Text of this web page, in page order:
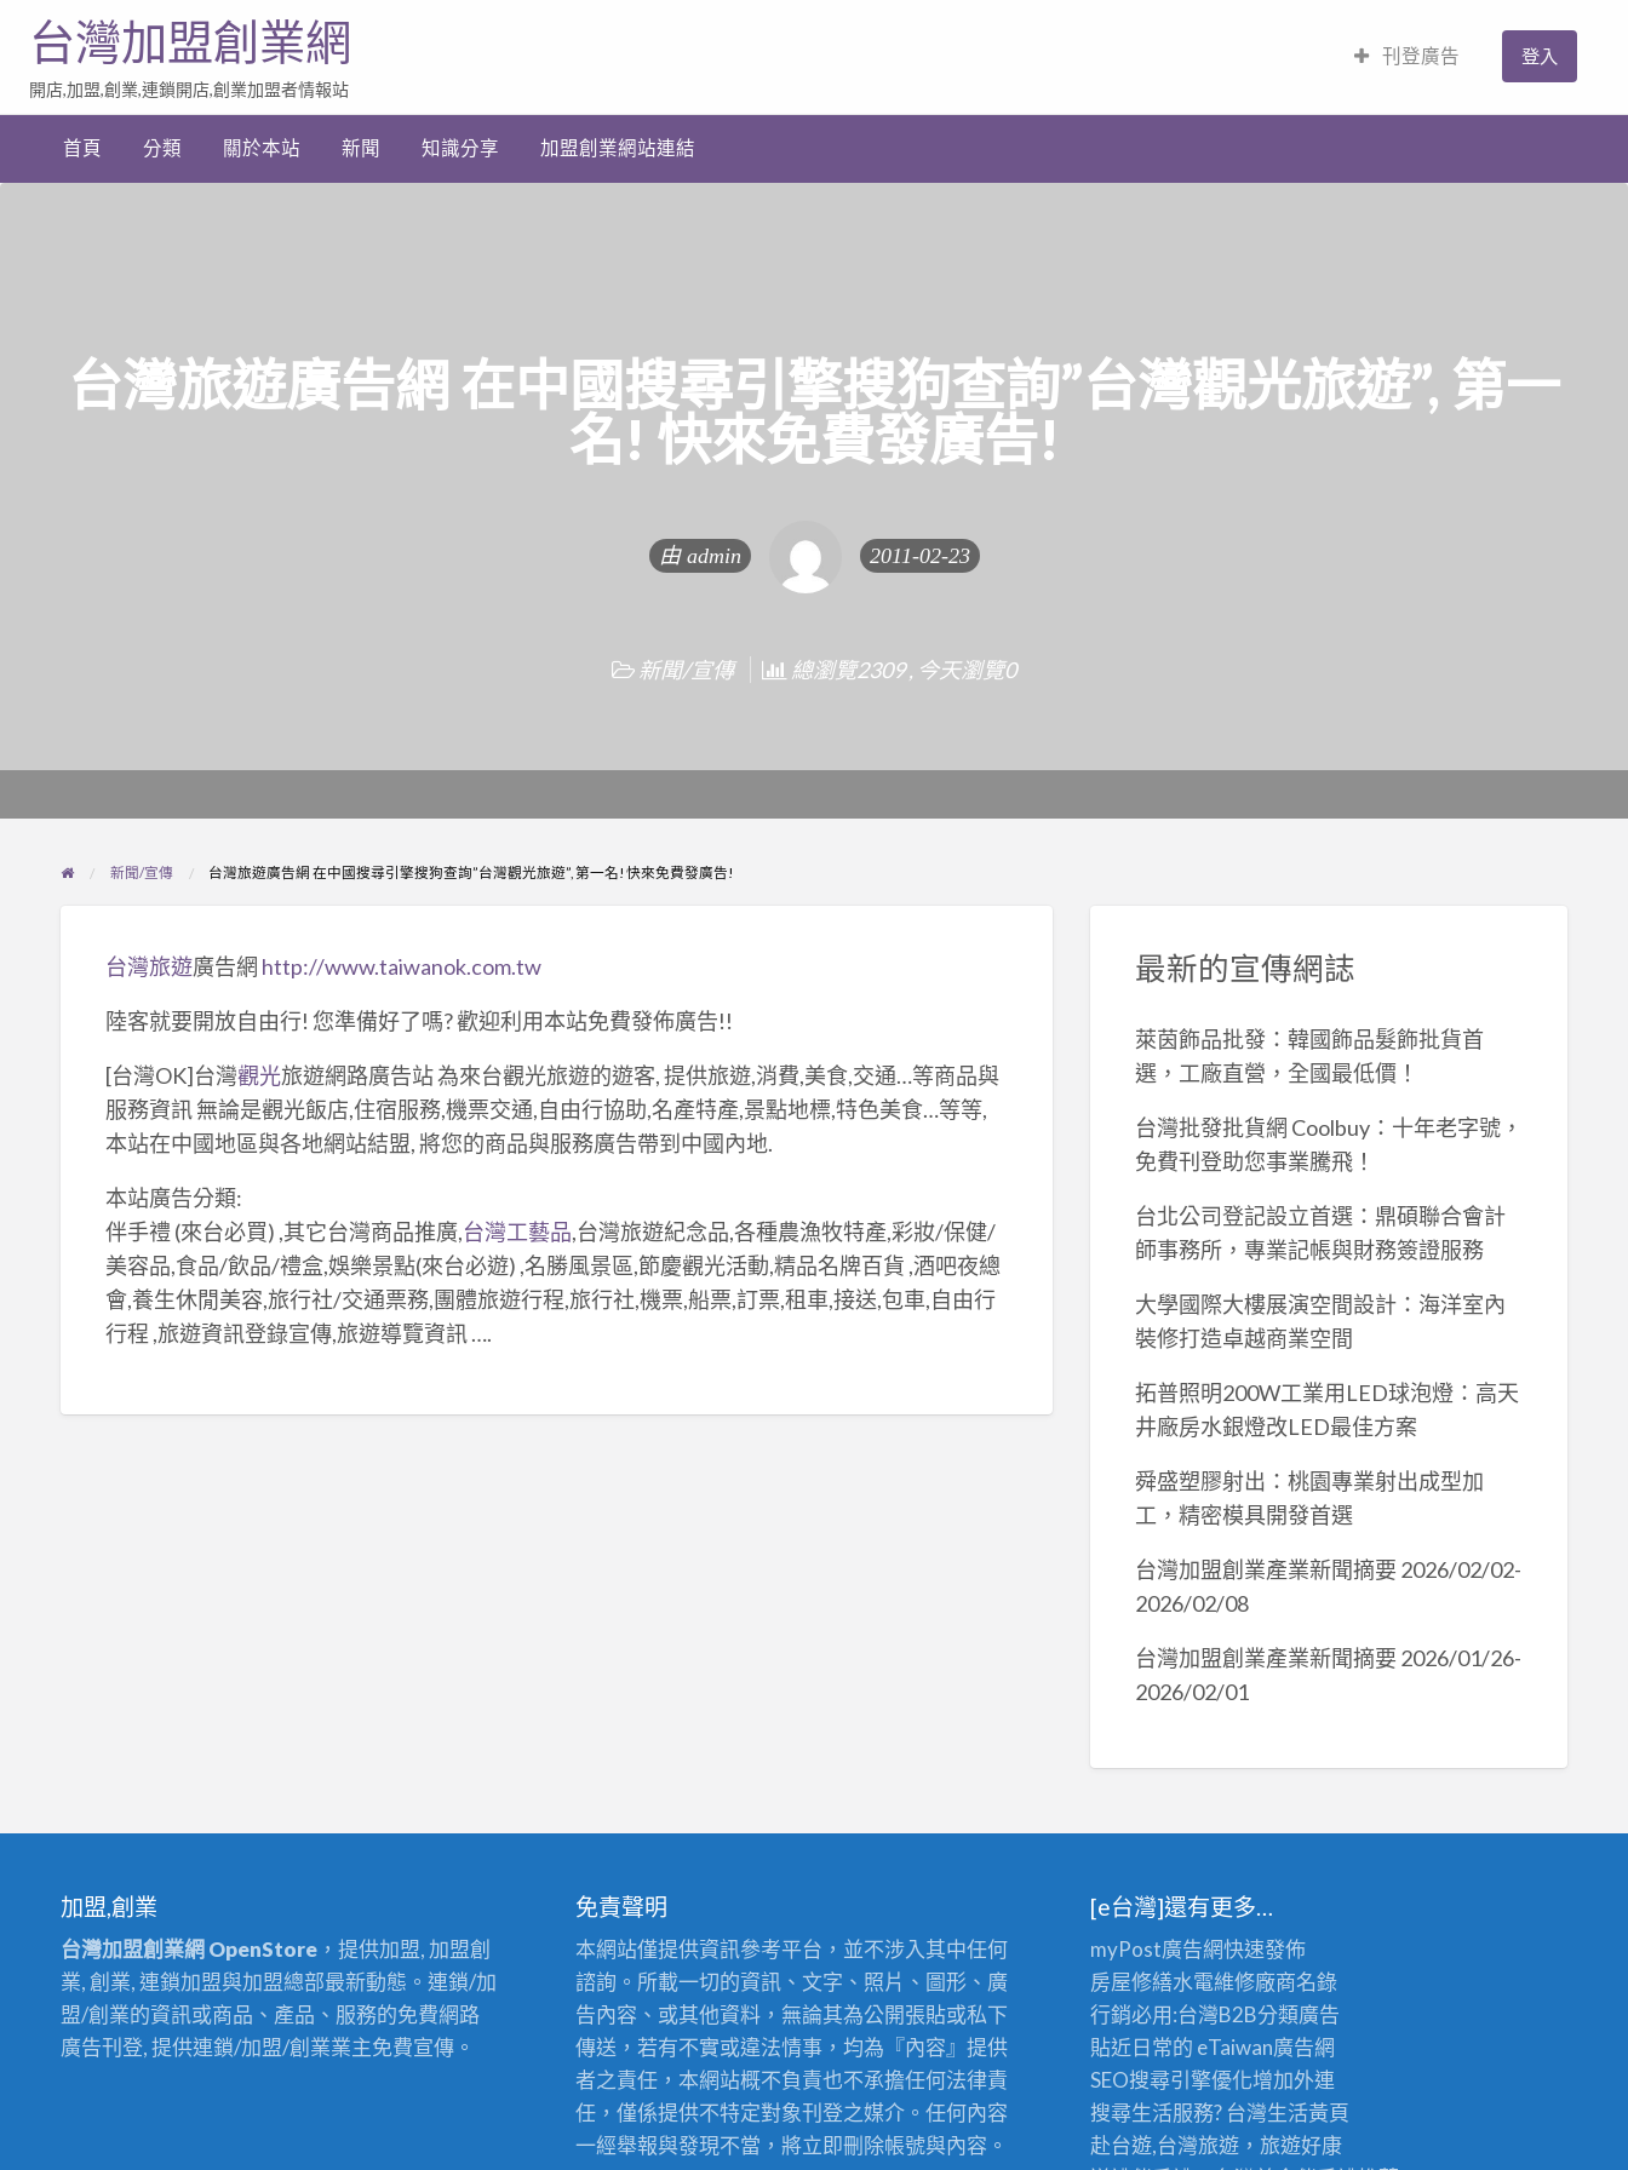
加
業
台灣加盟創業網
開店,加盟,創業,連鎖開店,創業加盟者情報站
刊登廣告 登入
首頁 分類 關於本站 新聞 知識分享 加盟創業網站連結
台灣旅遊廣告網 在中國搜尋引擎搜狗查詢”台灣觀光旅遊”, 第一
名! 快來免費發廣告!
由 admin 2011-02-23
新聞/宣傳 總瀏覽2309 , 今天瀏覽0
新聞/宣傳 台灣旅遊廣告網 在中國搜尋引擎搜狗查詢”台灣觀光旅遊”, 第一名! 快來免費發廣告!
台灣旅遊廣告網 http://www.taiwanok.com.tw
陸客就要開放自由行! 您準備好了嗎? 歡迎利用本站免費發佈廣告!!
[台灣OK]台灣觀光旅遊網路廣告站 為來台觀光旅遊的遊客, 提供旅遊,消費,美食,交通…等商品與
服務資訊 無論是觀光飯店,住宿服務,機票交通,自由行協助,名產特產,景點地標,特色美食…等等,
本站在中國地區與各地網站結盟, 將您的商品與服務廣告帶到中國內地.
本站廣告分類:
伴手禮 (來台必買) ,其它台灣商品推廣,台灣工藝品,台灣旅遊紀念品,各種農漁牧特產,彩妝/保健/
美容品,食品/飲品/禮盒,娛樂景點(來台必遊) ,名勝風景區,節慶觀光活動,精品名牌百貨 ,酒吧夜總
會,養生休閒美容,旅行社/交通票務,團體旅遊行程,旅行社,機票,船票,訂票,租車,接送,包車,自由行
行程 ,旅遊資訊登錄宣傳,旅遊導覽資訊 ….
最新的宣傳網誌
萊茵飾品批發：韓國飾品髮飾批貨首
選，工廠直營，全國最低價！
台灣批發批貨網 Coolbuy：十年老字號，
免費刊登助您事業騰飛！
台北公司登記設立首選：鼎碩聯合會計
師事務所，專業記帳與財務簽證服務
大學國際大樓展演空間設計：海洋室內
裝修打造卓越商業空間
拓普照明200W工業用LED球泡燈：高天
井廠房水銀燈改LED最佳方案
舜盛塑膠射出：桃園專業射出成型加
工，精密模具開發首選
台灣加盟創業產業新聞摘要 2026/02/02-
2026/02/08
台灣加盟創業產業新聞摘要 2026/01/26-
2026/02/01
加盟,創業
台灣加盟創業網 OpenStore ，提供加盟, 加盟創
業, 創業, 連鎖加盟與加盟總部最新動態。連鎖/加
盟/創業的資訊或商品、產品、服務的免費網路
廣告刊登, 提供連鎖/加盟/創業業主免費宣傳。
免責聲明
本網站僅提供資訊參考平台，並不涉入其中任何
諮詢。所載一切的資訊、文字、照片、圖形、廣
告內容、或其他資料，無論其為公開張貼或私下
傳送，若有不實或違法情事，均為『內容』提供
者之責任，本網站概不負責也不承擔任何法律責
任，僅係提供不特定對象刊登之媒介。任何內容
一經舉報與發現不當，將立即刪除帳號與內容。
[e台灣]還有更多…
myPost廣告網快速發佈
房屋修繕水電維修廠商名錄
行銷必用:台灣B2B分類廣告
貼近日常的 eTaiwan廣告網
SEO搜尋引擎優化增加外連
搜尋生活服務? 台灣生活黃頁
赴台遊,台灣旅遊 ，旅遊好康